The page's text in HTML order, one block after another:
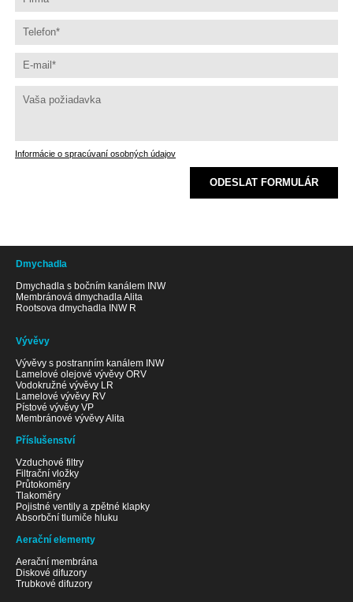
Informácie o spracúvaní osobných údajov
ODESLAT FORMULÁR
Dmychadla
Dmychadla s bočním kanálem INW
Membránová dmychadla Alita
Rootsova dmychadla INW R
Vývěvy
Vývěvy s postranním kanálem INW
Lamelové olejové vývěvy ORV
Vodokružné vývěvy LR
Lamelové vývěvy RV
Pístové vývěvy VP
Membránové vývěvy Alita
Příslušenství
Vzduchové filtry
Filtrační vložky
Průtokoměry
Tlakoměry
Pojistné ventily a zpětné klapky
Absorbční tlumiče hluku
Aerační elementy
Aerační membrána
Diskové difuzory
Trubkové difuzory